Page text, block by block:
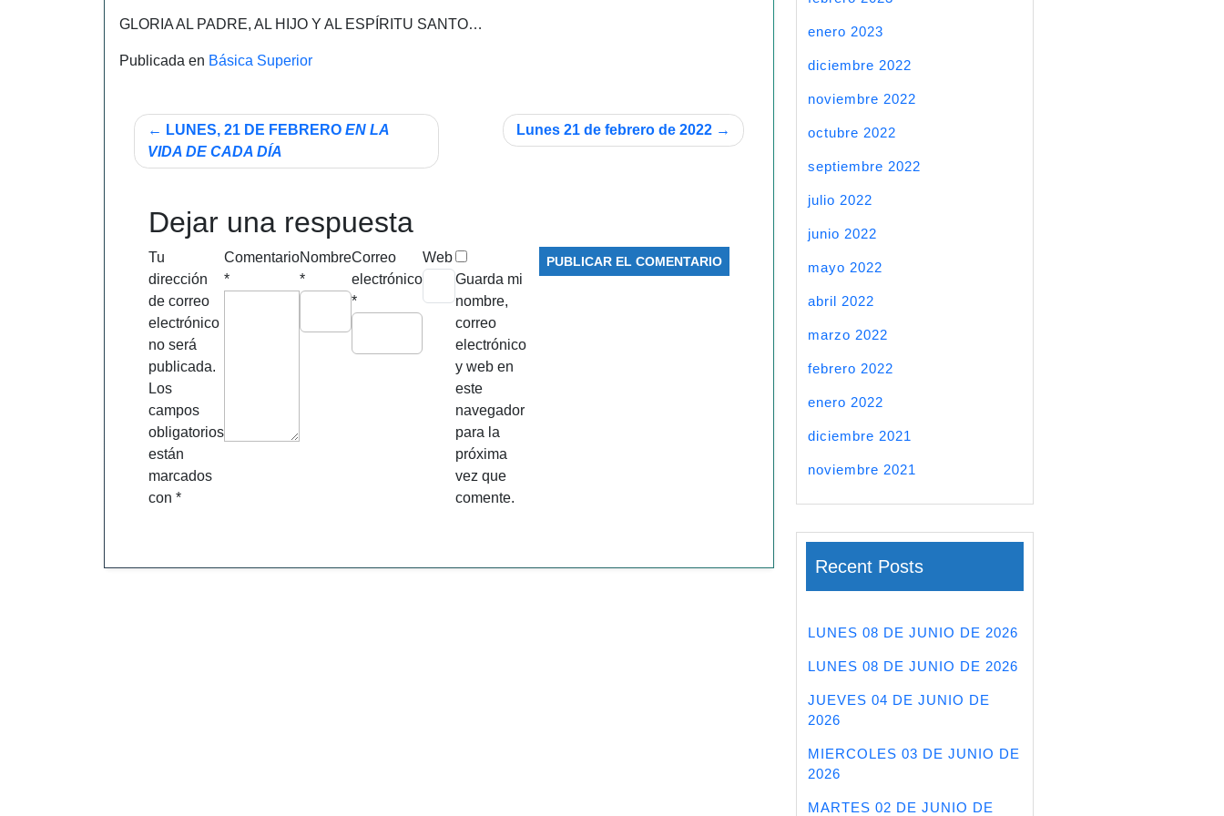
GLORIA AL PADRE, AL HIJO Y AL ESPÍRITU SANTO…
Publicada en Básica Superior
Navegación
de
LUNES, 21 DE FEBRERO EN LA
VIDA DE CADA DÍA
Lunes 21 de febrero de 2022
Dejar una respuesta
Tu
dirección
de correo
electrónico
no será
publicada.
Los
campos
obligatorios
están
marcados
con *
Comentario
*
Nombre
*
Correo
electrónico
*
Web
Guarda mi
nombre,
correo
electrónico
y web en
este
navegador
para la
próxima
vez que
comente.
enero 2023
diciembre 2022
noviembre 2022
octubre 2022
septiembre 2022
julio 2022
junio 2022
mayo 2022
abril 2022
marzo 2022
febrero 2022
enero 2022
diciembre 2021
noviembre 2021
Recent Posts
LUNES 08 DE JUNIO DE 2026
LUNES 08 DE JUNIO DE 2026
JUEVES 04 DE JUNIO DE
2026
MIERCOLES 03 DE JUNIO DE
2026
MARTES 02 DE JUNIO DE